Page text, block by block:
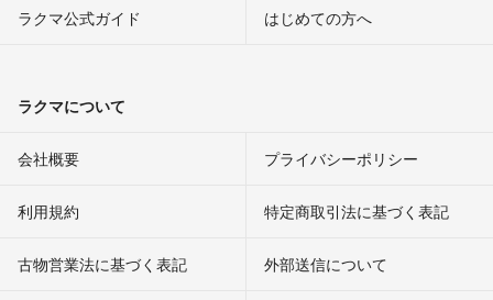
ラクマ公式ガイド はじめての方へ
ラクマについて
会社概要 プライバシーポリシー
利用規約 特定商取引法に基づく表記
古物営業法に基づく表記 外部送信について